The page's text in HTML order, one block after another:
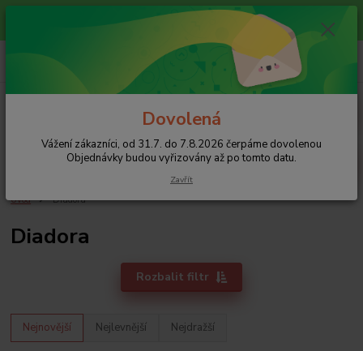
Vážení zákazníci, od 31.7. do 7.8.2026 čerpáme dovolenou
Objednávky budou vyřizovány až po tomto datu.
+420 608 754 282
pište email, pokud nezvedám tel.
Úvod Diadora
Diadora
Rozbalit filtr
Nejnovější Nejlevnější Nejdražší
Dovolená
Vážení zákazníci, od 31.7. do 7.8.2026 čerpáme dovolenou
Objednávky budou vyřizovány až po tomto datu.
Zavřít